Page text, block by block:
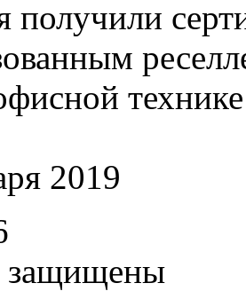
получили
2019
защищены